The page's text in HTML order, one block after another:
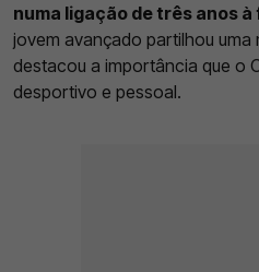
numa ligação de três anos
jovem avançado partilhou uma
destacou a importância que o
desportivo e pessoal.